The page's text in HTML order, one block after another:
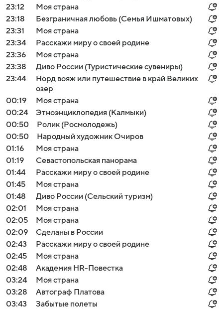
23:12
Моя страна
23:18
Безграничная любовь (Семья Ишматовых)
23:31
Моя страна
23:34
Расскажи миру о своей родине
23:36
Моя страна
23:38
Диво России (Туристические сувениры)
23:44
Норд вояж или путешествие в край Великих
озер
00:19
Моя страна
00:24
Этноэнциклопедия (Калмыки)
00:50
Ролик (Росмолодежь)
00:50
Народный художник Очиров
01:16
Моя страна
01:19
Севастопольская панорама
01:44
Расскажи миру о своей родине
01:45
Моя страна
01:48
Диво России (Сельский туризм)
02:01
Моя страна
02:05
Моя страна
02:09
Сделаны в России
02:43
Расскажи миру о своей родине
02:45
Моя страна
02:48
Академия HR-Повестка
03:24
Моя страна
03:28
Автограф Платова
03:43
Забытые полеты